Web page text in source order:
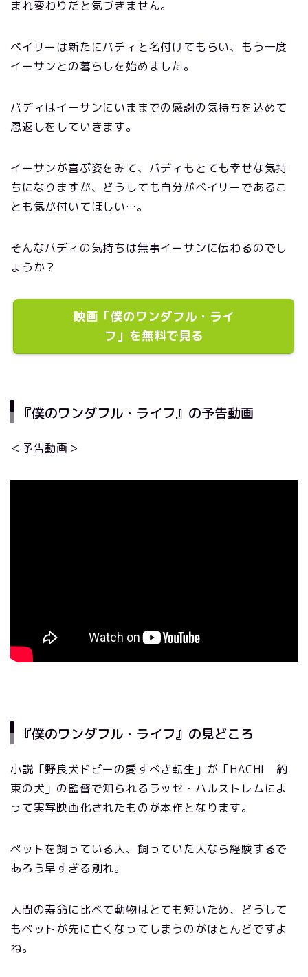
まれ変わりだと気づきません。
ベイリーは新たにバディと名付けてもらい、もう一度
イーサンとの暮らしを始めました。
バディはイーサンにいままでの感謝の気持ちを込めて
恩返しをしていきます。
イーサンが喜ぶ姿をみて、バディもとても幸せな気持
ちになりますが、どうしても自分がベイリーであるこ
とも気が付いてほしい…。
そんなバディの気持ちは無事イーサンに伝わるのでし
ょうか？
映画「僕のワンダフル・ライ
フ」を無料で見る
『僕のワンダフル・ライフ』の予告動画
＜予告動画＞
『僕のワンダフル・ライフ』の見どころ
小説「野良犬ドビーの愛すべき転生」が「HACHI 約
束の犬」の監督で知られるラッセ・ハルストレムによ
って実写映画化されたものが本作となります。
ペットを飼っている人、飼っていた人なら経験するで
あろう早すぎる別れ。
人間の寿命に比べて動物はとても短いため、どうして
もペットが先に亡くなってしまうのがほとんどですよ
ね。